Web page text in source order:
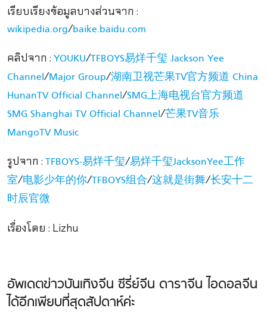
เรียบเรียงข้อมูลบางส่วนจาก :
wikipedia.org/baike.baidu.com
คลิปจาก : YOUKU/TFBOYS易烊千玺 Jackson Yee
Channel/Major Group/湖南卫视芒果TV官方频道 China
HunanTV Official Channel/SMG上海电视台官方频道
SMG Shanghai TV Official Channel/芒果TV音乐
MangoTV Music
รูปจาก : TFBOYS-易烊千玺/易烊千玺JacksonYee工作
室/电影少年的你/TFBOYS组合/这就是街舞/长安十二
时辰官微
เรื่องโดย : Lizhu
อัพเดตข่าวบันเทิงจีน ซีรี่ย์จีน ดาราจีน ไอดอลจีน
ได้อีกเพียบที่สุดสัปดาห์ค่ะ